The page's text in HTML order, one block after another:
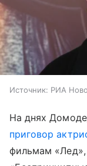
Источник: РИА
На днях
приговор
фильмам